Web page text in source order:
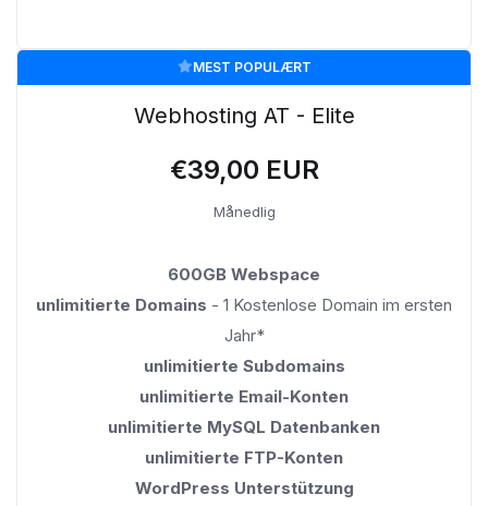
MEST POPULÆRT
Webhosting AT - Elite
€39,00 EUR
Månedlig
600GB Webspace
unlimitierte Domains - 1 Kostenlose Domain im ersten
Jahr*
unlimitierte Subdomains
unlimitierte Email-Konten
unlimitierte MySQL Datenbanken
unlimitierte FTP-Konten
WordPress Unterstützung